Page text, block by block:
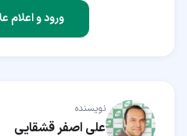
ورود و اعلام
نویسنده
علی اصفر قشقایی